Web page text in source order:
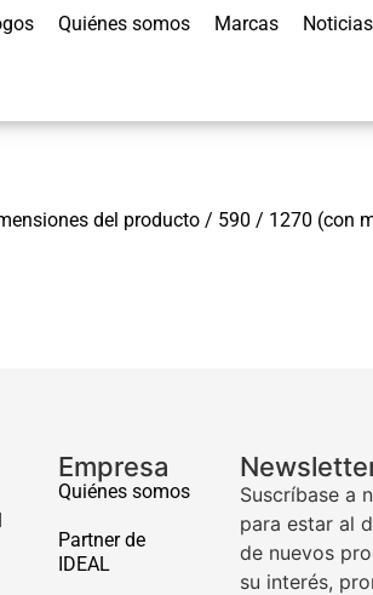
Quiénes somos Marcas Noticias
del producto / 590 / 1270 (con
Empresa
Quiénes somos
Partner de
IDEAL
Suscríbase a
para estar al
de nuevos
su interés,